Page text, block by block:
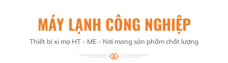
MÁY LẠNH CÔNG NGHIỆP
Thiết bị xi mạ HT - ME - Nơi mang sản phẩm chất lượng